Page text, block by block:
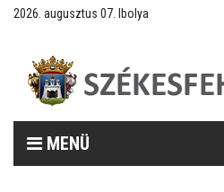
2026. augusztus 07. Ibolya
MENÜ